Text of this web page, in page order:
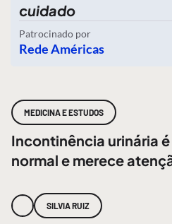
cuidado
Patrocinado por
Rede Américas
MEDICINA E ESTUDOS
Incontinência urinária
normal e merece
SILVIA RUIZ